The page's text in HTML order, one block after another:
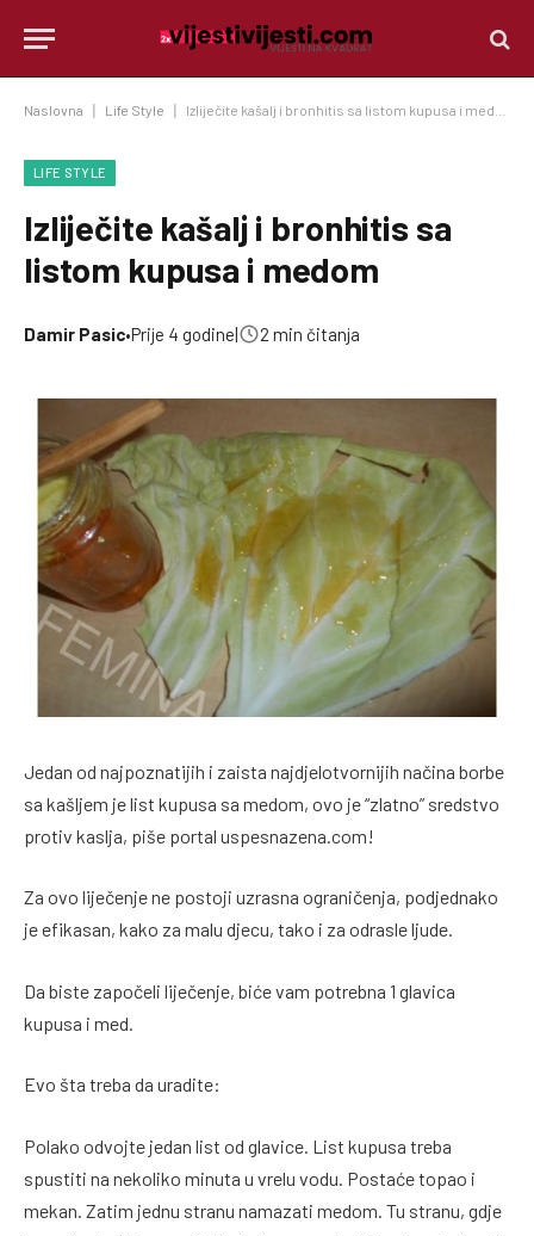
Naslovna Life Style Izliječite kašalj i bronhitis sa listom kupusa i medom
LIFE STYLE
Izliječite kašalj i bronhitis sa
listom kupusa i medom
Damir Pasic•Prije 4 godine| 2 min čitanja
Jedan od najpoznatijih i zaista najdjelotvornijih načina borbe
sa kašljem je list kupusa sa medom, ovo je “zlatno” sredstvo
protiv kaslja, piše portal uspesnazena.com!
Za ovo liječenje ne postoji uzrasna ograničenja, podjednako
je efikasan, kako za malu djecu, tako i za odrasle ljude.
Da biste započeli liječenje, biće vam potrebna 1 glavica
kupusa i med.
Evo šta treba da uradite:
Polako odvojte jedan list od glavice. List kupusa treba
spustiti na nekoliko minuta u vrelu vodu. Postaće topao i
mekan. Zatim jednu stranu namazati medom. Tu stranu, gdje